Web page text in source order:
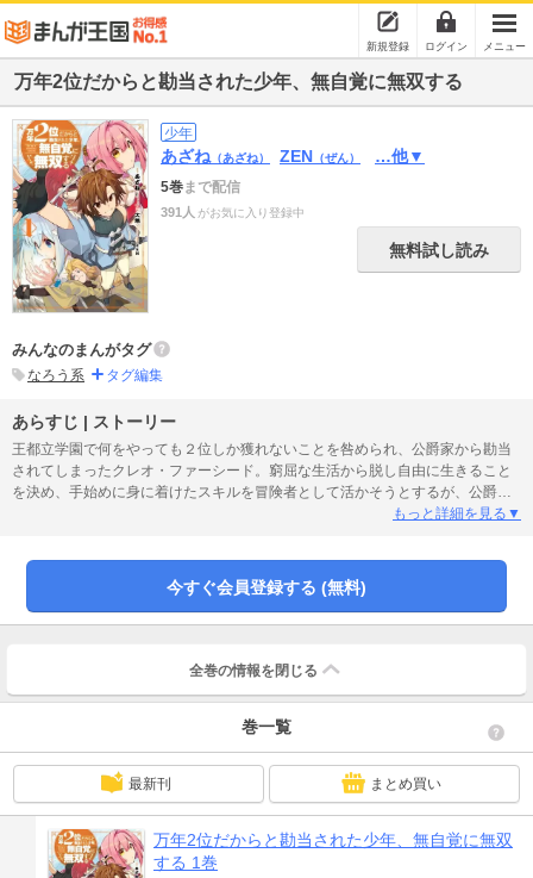
新規登録 ログイン メニュー
万年2位だからと勘当された少年、無自覚に無双する
少年
あざね （あざね） ZEN （ぜん） …他▼
5巻まで配信
391人 がお気に入り登録中
無料試し読み
みんなのまんがタグ
なろう系 タグ編集
あらすじ | ストーリー
王都立学園で何をやっても２位しか獲れないことを咎められ、公爵家から勘当
されてしまったクレオ・ファーシード。窮屈な生活から脱し自由に生きること
を決め、手始めに身に着けたスキルを冒険者として活かそうとするが、公爵
も、そしてクレオ自身も気がついていなかった。あらゆる才能がそろう学園
年の、無自覚無双ファンタジー開幕！
もっと詳細を見る▼
今すぐ会員登録する (無料)
全巻の情報を 閉じる
巻一覧
最新刊 まとめ買い
万年2位だからと勘当された少年、無自覚に無双
する 1巻